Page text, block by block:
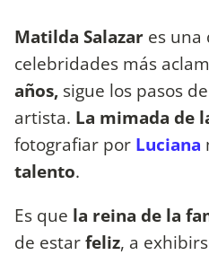
Matilda Salazar es una
celebridades más
años, sigue los pasos
artista. La mimada de
fotografiar por Luciana
talento.
Es que la reina de la
de estarfeliz, a